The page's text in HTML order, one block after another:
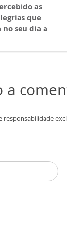
as
que
no seu dia a
a
responsabilidade